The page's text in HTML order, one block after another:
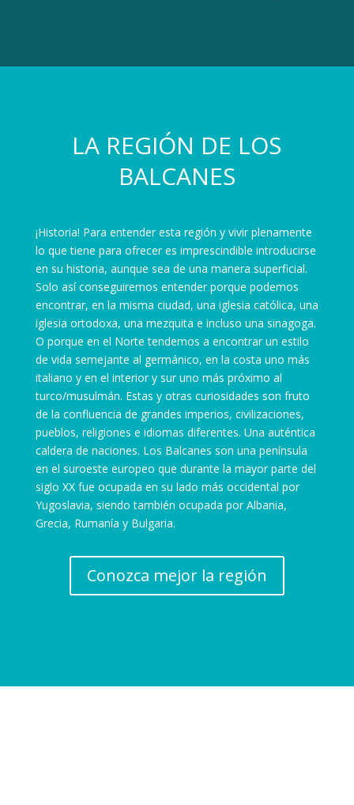
LA REGIÓN DE LOS
BALCANES
¡Historia! Para entender esta región y vivir plenamente
lo que tiene para ofrecer es imprescindible introducirse
en su historia, aunque sea de una manera superficial.
Solo así conseguiremos entender porque podemos
encontrar, en la misma ciudad, una iglesia católica, una
iglesia ortodoxa, una mezquita e incluso una sinagoga.
O porque en el Norte tendemos a encontrar un estilo
de vida semejante al germánico, en la costa uno más
italiano y en el interior y sur uno más próximo al
turco/musulmán. Estas y otras curiosidades son fruto
de la confluencia de grandes imperios, civilizaciones,
pueblos, religiones e idiomas diferentes. Una auténtica
caldera de naciones. Los Balcanes son una península
en el suroeste europeo que durante la mayor parte del
siglo XX fue ocupada en su lado más occidental por
Yugoslavia, siendo también ocupada por Albania,
Grecia, Rumanía y Bulgaria.
Conozca mejor la región